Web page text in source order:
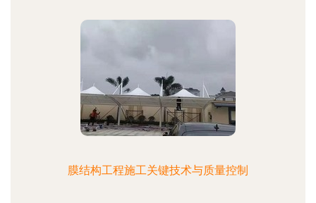
膜结构工程施工关键技术与质量控制